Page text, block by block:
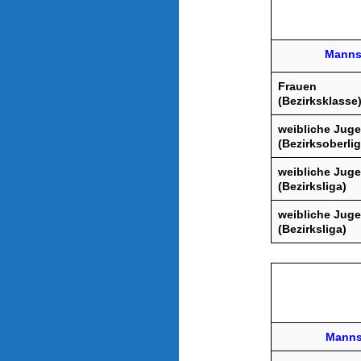
Frauen
(Bezirksklasse)
weibliche
weibliche
(Bezirksliga)
weibliche
(Bezirksliga)